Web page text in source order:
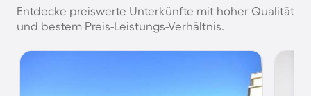
Entdecke preiswerte Unterkünfte mit hoher Qualität
und bestem Preis-Leistungs-Verhältnis.